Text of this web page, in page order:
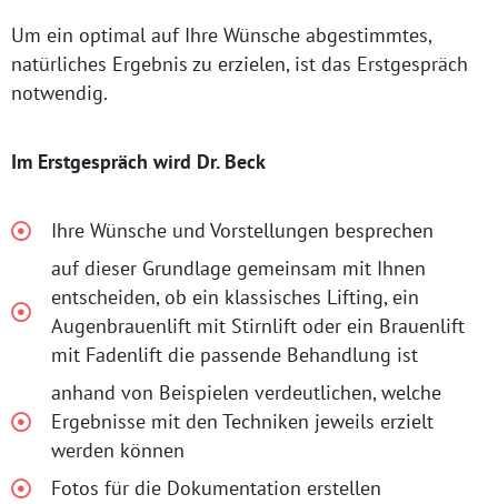
Um ein optimal auf Ihre Wünsche abgestimmtes,
natürliches Ergebnis zu erzielen, ist das Erstgespräch
notwendig.
Im Erstgespräch wird Dr. Beck
Ihre Wünsche und Vorstellungen besprechen
auf dieser Grundlage gemeinsam mit Ihnen
entscheiden, ob ein klassisches Lifting, ein
Augenbrauenlift mit Stirnlift oder ein Brauenlift
mit Fadenlift die passende Behandlung ist
anhand von Beispielen verdeutlichen, welche
Ergebnisse mit den Techniken jeweils erzielt
werden können
Fotos für die Dokumentation erstellen